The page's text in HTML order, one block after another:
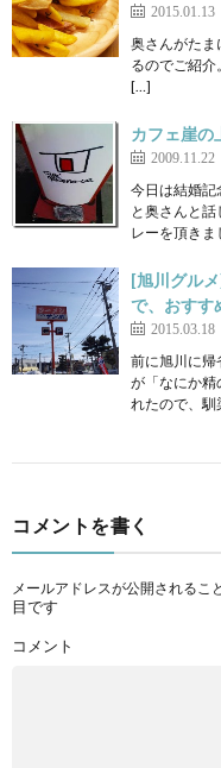
2015.01.13
奥さんがたま
るのでご紹介
[…]
カフェ崖の
2009.11.22
今日は結婚記
と奥さんと
レーを頂き
[旭川グル
で、おすす
2015.03.18
前に旭川に帰
が「なにか精
れたので、
コメントを書く
メールアドレスが公開されるこ
目です
コメント